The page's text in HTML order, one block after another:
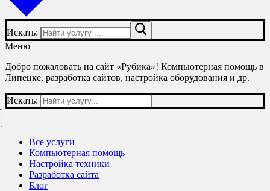
Искать:
Меню
Добро пожаловать на сайт «Рубика»! Компьютерная помощь в
Липецке, разработка сайтов, настройка оборудования и др.
Искать:
Все услуги
Компьютерная помощь
Настройка техники
Разработка сайта
Блог